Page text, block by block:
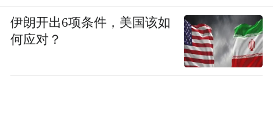
伊朗开出6项条件，美国该如
何应对？